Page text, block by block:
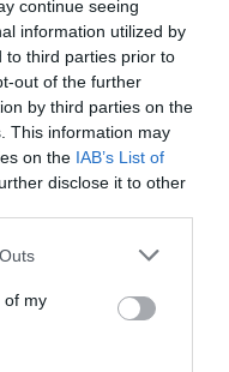
continue seeing
information utilized by
to third parties prior to
out of the further
by third parties on the
This information may
on the IAB’s List of
disclose it to other
of my